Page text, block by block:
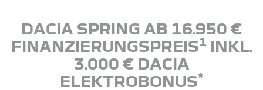
DACIA SPRING AB 16.950 €
FINANZIERUNGSPREIS1INKL.
3.000 € DACIA
ELEKTROBONUS*